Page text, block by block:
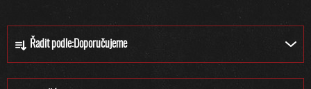
Z
Řadit podle:Doporučujeme